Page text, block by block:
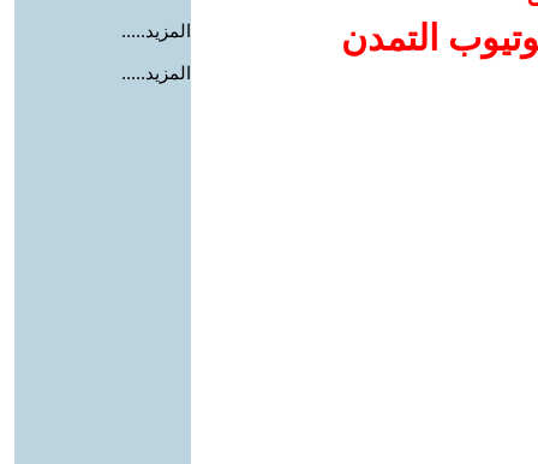
التمدن
المزيد.....
المزيد.....